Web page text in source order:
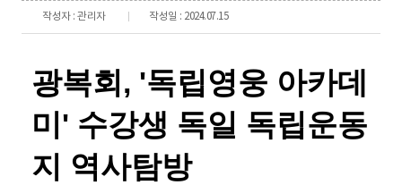
작성자 : 관리자 작성일 : 2024.07.15
광복회, '독립영웅 아카데
미' 수강생 독일 독립운동
지 역사탐방